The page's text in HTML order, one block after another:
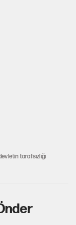
tarafsızlığı